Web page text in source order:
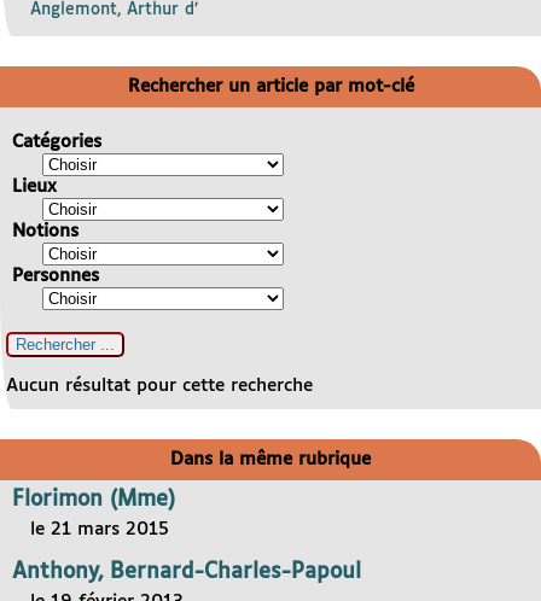
Anglemont, Arthur d’
Rechercher un article par mot-clé
Catégories
Lieux
Notions
Personnes
Aucun résultat pour cette recherche
Dans la même rubrique
Florimon (Mme)
le 21 mars 2015
Anthony, Bernard-Charles-Papoul